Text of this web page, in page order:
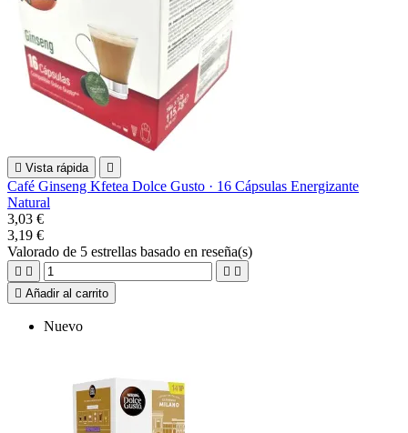
 Vista rápida 
Café Ginseng Kfetea Dolce Gusto · 16 Cápsulas Energizante
Natural
3,03 €
3,19 €
Valorado de 5 estrellas basado en reseña(s)
   
 Añadir al carrito
Nuevo